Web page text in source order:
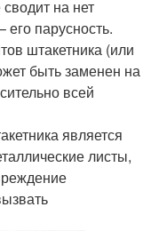
на нет
парусность.
штакетника (или
быть заменен на
всей
является
листы,